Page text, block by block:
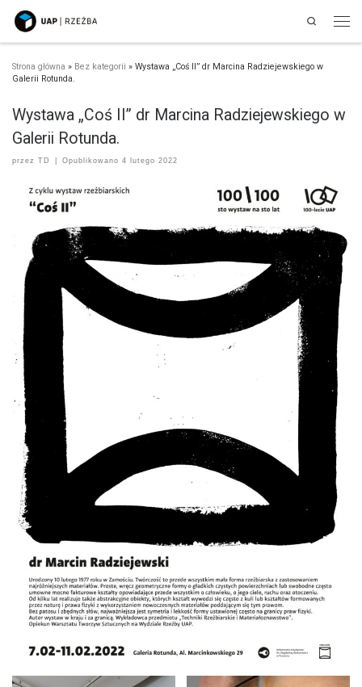
Przejdź do treści
Search
Strona główna » Bez kategorii » Wystawa „Coś II” dr Marcina Radziejewskiego w
Galerii Rotunda.
Wystawa „Coś II” dr Marcina Radziejewskiego w
Galerii Rotunda.
przez TD Opublikowano 4 lutego 2022